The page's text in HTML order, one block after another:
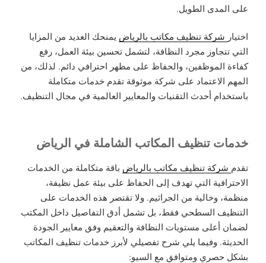
على المدى الطويل.
اختيار شركة تنظيف مكاتب بالرياض يمنحك العديد من المزايا
التي تتجاوز مجرد النظافة، لتشمل تحسين بيئة العمل، رفع
كفاءة الموظفين، والحفاظ على مظهر احترافي دائم. لذلك، من
المهم الاعتماد على شركة موثوقة تقدم خدمات متكاملة
باستخدام أحدث التقنيات والمعايير العالمية في مجال التنظيف.
خدمات تنظيف المكاتب الشاملة في الرياض
تقدم شركة تنظيف مكاتب بالرياض باقة متكاملة من الخدمات
الاحترافية التي تهدف إلى الحفاظ على بيئة عمل نظيفة،
منظمة، وخالية من الجراثيم. ولا تقتصر هذه الخدمات على
التنظيف السطحي فقط، بل تشمل أدق التفاصيل داخل المكتب
لضمان أعلى مستويات النظافة والتعقيم وفق معايير الجودة
الحديثة. وفيما يلي شرح تفصيلي لأبرز خدمات تنظيف المكاتب
بشكل حصري ومتوافق مع السيو: